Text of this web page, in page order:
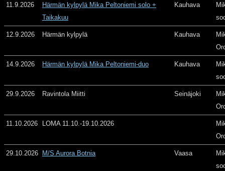
11.9.2026
Härmän kylpylä Mika Peltoniemi solo +
Taikakuu
Kauhava
12.9.2026 Härmän kylpylä Kauhava
14.9.2026 Härmän kylpylä Mika Peltoniemi-duo Kauhava
29.9.2026 Ravintola Miitti Seinäjoki
11.10.2026 LOMA 11.10.-19.10.2026
29.10.2026 M/S Aurora Botnia Vaasa